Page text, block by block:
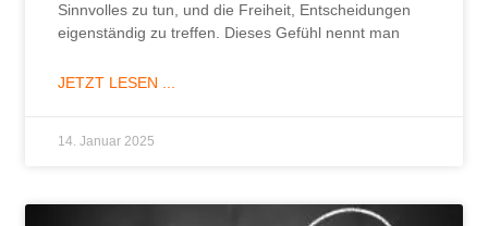
Sinnvolles zu tun, und die Freiheit, Entscheidungen
eigenständig zu treffen. Dieses Gefühl nennt man
JETZT LESEN ...
14. Januar 2025